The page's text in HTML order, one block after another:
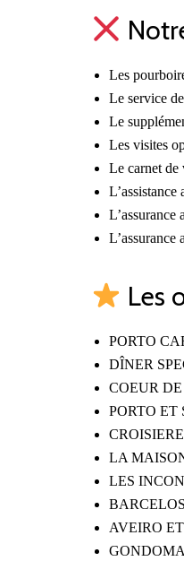
Les
Le service
Le
Les visites
Le carnet de
Les
PORTO
DÎNER
COEUR
PORTO ET
LA
LES
AVEIRO